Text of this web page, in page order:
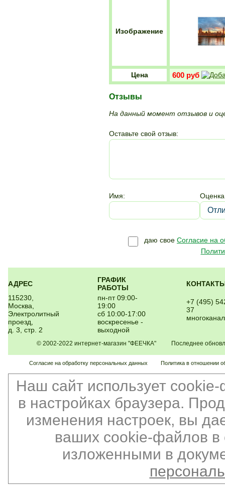
Изображение
Цена 600 руб
Отзывы
На данный момент отзывов и
Оставьте свой отзыв:
Имя:
даю свое Согласие на
АДРЕС
ГРАФИК
РАБОТЫ
115230,
Москва,
Электролитный
проезд,
д. 3, стр. 2
пн-пт 09:00-
19:00
сб 10:00-17:00
воскресенье -
выходной
+7 (495)
37
© 2002-2022 интернет-магазин "ФЕЕЧКА" Последнее
Согласие на обработку персональных данных Политика в отношении
Наш сайт использует
в настройках браузера.
изменения настроек, вы
ваших cookie-файлов в
изложенными в